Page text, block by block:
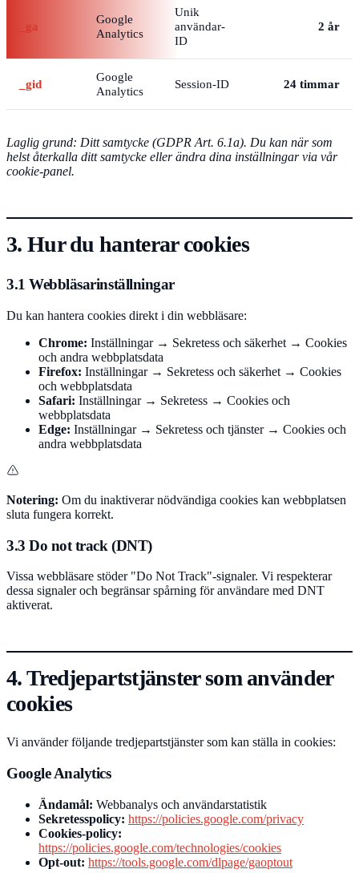
_ga
Google
Analytics
Unik
användar-
ID
2 år
_gid
Google
Analytics
Session-ID 24 timmar
Laglig grund: Ditt samtycke (GDPR Art. 6.1a). Du kan när som
helst återkalla ditt samtycke eller ändra dina inställningar via vår
cookie-panel.
3. Hur du hanterar cookies
3.1 Webbläsarinställningar
Du kan hantera cookies direkt i din webbläsare:
Chrome: Inställningar → Sekretess och säkerhet → Cookies
och andra webbplatsdata
Firefox: Inställningar → Sekretess och säkerhet → Cookies
och webbplatsdata
Safari: Inställningar → Sekretess → Cookies och
webbplatsdata
Edge: Inställningar → Sekretess och tjänster → Cookies och
andra webbplatsdata
Notering: Om du inaktiverar nödvändiga cookies kan webbplatsen
sluta fungera korrekt.
3.3 Do not track (DNT)
Vissa webbläsare stöder "Do Not Track"-signaler. Vi respekterar
dessa signaler och begränsar spårning för användare med DNT
aktiverat.
4. Tredjepartstjänster som använder
cookies
Vi använder följande tredjepartstjänster som kan ställa in cookies:
Google Analytics
Ändamål: Webbanalys och användarstatistik
Sekretesspolicy: https://policies.google.com/privacy
Cookies-policy:
https://policies.google.com/technologies/cookies
Opt-out: https://tools.google.com/dlpage/gaoptout